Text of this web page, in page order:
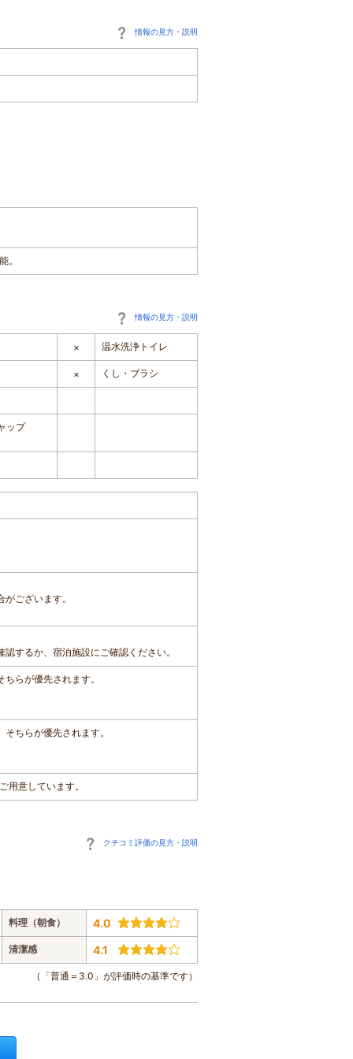
情報の見方・説明
。
情報の見方・説明
× 温水洗浄トイレ
× くし・ブラシ
ップ
ございます。
するか、宿泊施設にご確認ください。
らが優先されます。
ちらが優先されます。
用意しています。
クチコミ評価の見方・説明
料理（朝食） 4.0
清潔感 4.1
（「普通＝3.0」が評価時の基準です）